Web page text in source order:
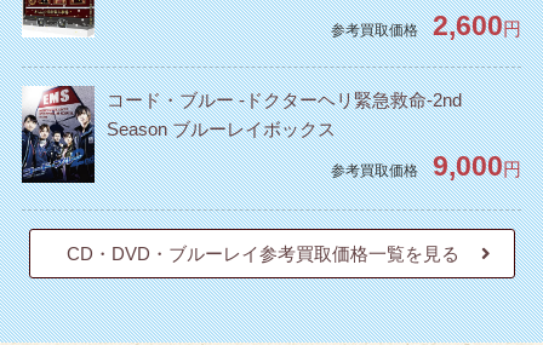
参考買取価格 2,600円
コード・ブルー -ドクターヘリ緊急救命-2nd
Season ブルーレイボックス
参考買取価格 9,000円
CD・DVD・ブルーレイ参考買取価格一覧を見る